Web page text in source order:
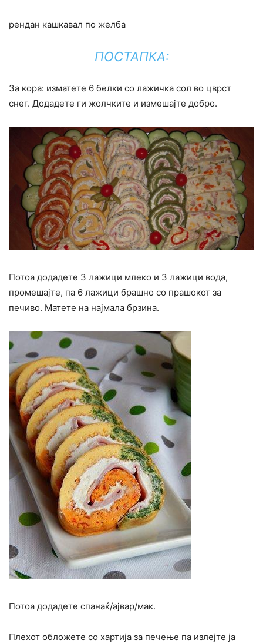
рендан кашкавал по желба
ПОСТАПКА:
За кора: изматете 6 белки со лажичка сол во цврст
снег. Додадете ги жолчките и измешајте добро.
Потоа додадете 3 лажици млеко и 3 лажици вода,
промешајте, па 6 лажици брашно со прашокот за
печиво. Матете на најмала брзина.
Потоа додадете спанаќ/ајвар/мак.
Плехот обложете со хартија за печење па излејте ја